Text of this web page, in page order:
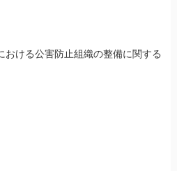
おける公害防止組織の整備に関する